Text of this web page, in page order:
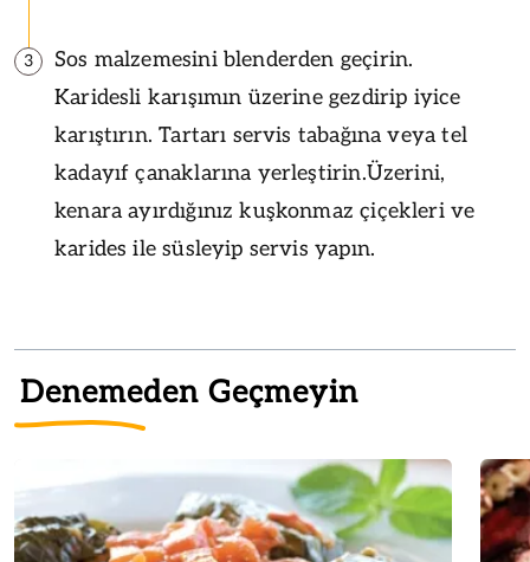
3
Sos malzemesini blenderden geçirin.
Karidesli karışımın üzerine gezdirip iyice
karıştırın. Tartarı servis tabağına veya tel
kadayıf çanaklarına yerleştirin.Üzerini,
kenara ayırdığınız kuşkonmaz çiçekleri ve
karides ile süsleyip servis yapın.
Denemeden Geçmeyin